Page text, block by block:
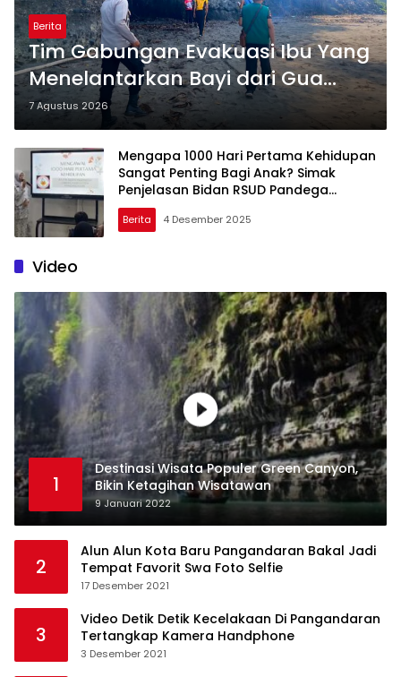
Berita
Tim Gabungan Evakuasi Ibu Yang
Menelantarkan Bayi dari Gua
Menir Putrapinggan
Pangandaran
7 Agustus 2026
Mengapa 1000 Hari Pertama Kehidupan
Sangat Penting Bagi Anak? Simak
Penjelasan Bidan RSUD Pandega
Pangandaran
Berita 4 Desember 2025
Video
1
Destinasi Wisata Populer Green Canyon,
Bikin Ketagihan Wisatawan
9 Januari 2022
2
Alun Alun Kota Baru Pangandaran Bakal Jadi
Tempat Favorit Swa Foto Selfie
17 Desember 2021
3
Video Detik Detik Kecelakaan Di Pangandaran
Tertangkap Kamera Handphone
3 Desember 2021